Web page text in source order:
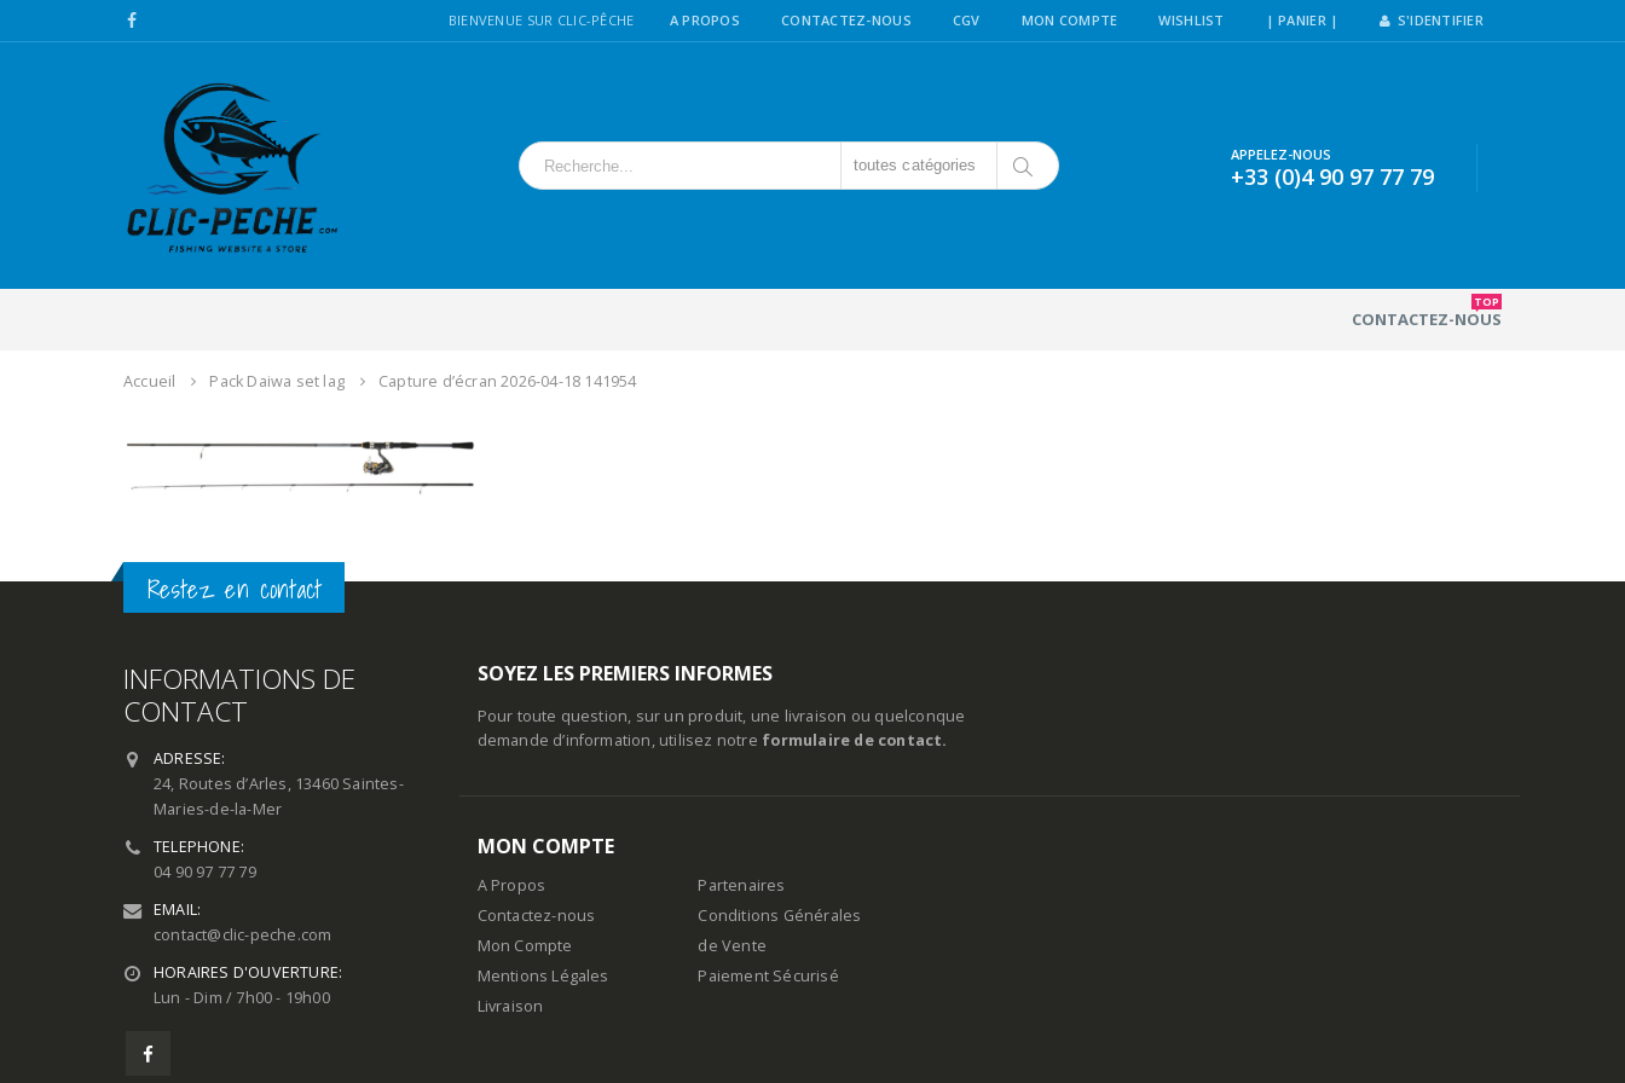
BIENVENUE SUR CLIC-PÊCHE A PROPOS CONTACTEZ-NOUS CGV MON COMPTE WISHLIST | PANIER | S'IDENTIFIER
toutes catégories
APPELEZ-NOUS
+33 (0)4 90 97 77 79
CONTACTEZ-NOUS
TOP
Accueil Pack Daiwa set lag Capture d’écran 2026-04-18 141954
Restez en contact
INFORMATIONS DE
CONTACT
ADRESSE:
24, Routes d’Arles, 13460 Saintes-
Maries-de-la-Mer
TELEPHONE:
04 90 97 77 79
EMAIL:
contact@clic-peche.com
HORAIRES D'OUVERTURE:
Lun - Dim / 7h00 - 19h00
SOYEZ LES PREMIERS INFORMES
Pour toute question, sur un produit, une livraison ou quelconque
demande d’information, utilisez notre formulaire de contact.
MON COMPTE
A Propos
Contactez-nous
Mon Compte
Mentions Légales
Livraison
Partenaires
Conditions Générales
de Vente
Paiement Sécurisé